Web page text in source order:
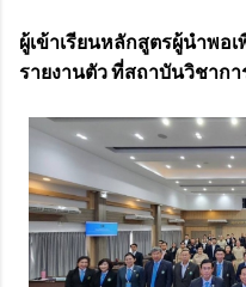
ผู้เข้าเรียนหลักสูตรผู้นำพอ
รายงานตัว ที่สถาบันวิชาก